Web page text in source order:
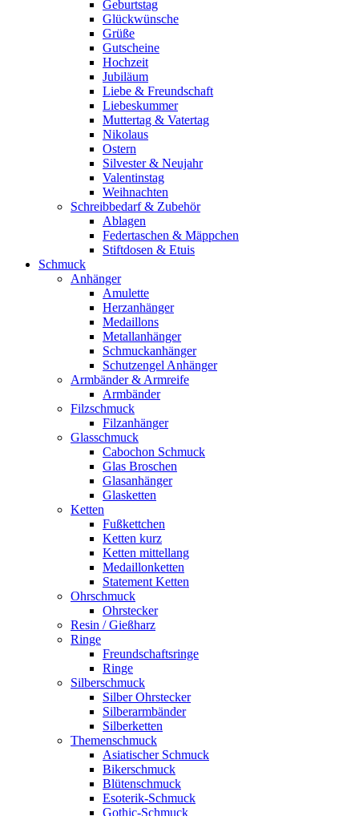
Geburtstag
Glückwünsche
Grüße
Gutscheine
Hochzeit
Jubiläum
Liebe & Freundschaft
Liebeskummer
Muttertag & Vatertag
Nikolaus
Ostern
Silvester & Neujahr
Valentinstag
Weihnachten
Schreibbedarf & Zubehör
Ablagen
Federtaschen & Mäppchen
Stiftdosen & Etuis
Schmuck
Anhänger
Amulette
Herzanhänger
Medaillons
Metallanhänger
Schmuckanhänger
Schutzengel Anhänger
Armbänder & Armreife
Armbänder
Filzschmuck
Filzanhänger
Glasschmuck
Cabochon Schmuck
Glas Broschen
Glasanhänger
Glasketten
Ketten
Fußkettchen
Ketten kurz
Ketten mittellang
Medaillonketten
Statement Ketten
Ohrschmuck
Ohrstecker
Resin / Gießharz
Ringe
Freundschaftsringe
Ringe
Silberschmuck
Silber Ohrstecker
Silberarmbänder
Silberketten
Themenschmuck
Asiatischer Schmuck
Bikerschmuck
Blütenschmuck
Esoterik-Schmuck
Gothic-Schmuck